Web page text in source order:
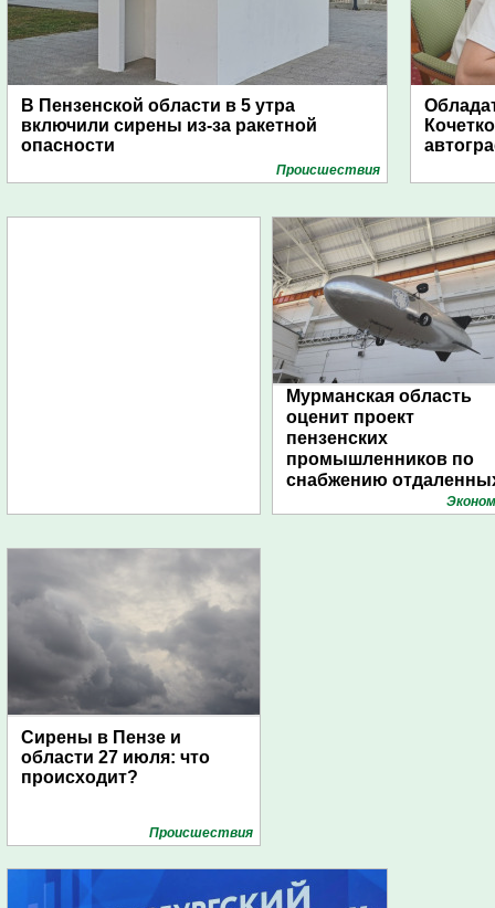
В Пензенской области в 5 утра
включили сирены из-за ракетной
опасности
Проиcшествия
Мурманская область
оценит проект
пензенских
промышленников по
снабжению
поселений с помощью
Сирены в Пензе и
области 27 июля: что
происходит?
Проиcшествия